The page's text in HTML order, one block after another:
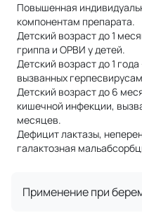
Повышенная
компонентам препарата.
Детский возраст до 1
гриппа и ОРВИ у детей.
Детский возраст до 1
вызванных
Детский возраст до 6
кишечной инфекции,
месяцев.
Дефицит лактазы,
галактозная
Применение при